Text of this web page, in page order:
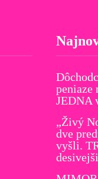
peniaze
JEDNA
„Živý
dve
vyšli.